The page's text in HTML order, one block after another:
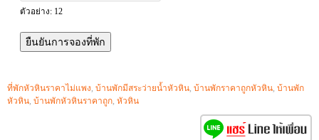
ตัวอย่าง: 12
ที่พักหัวหินราคาไม่แพง, บ้านพักมีสระว่ายน้ำหัวหิน, บ้านพักราคาถูกหัวหิน, บ้านพัก
หัวหิน, บ้านพักหัวหินราคาถูก, หัวหิน